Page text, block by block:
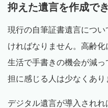
抑えた遺言を作成で
現行の自筆証書遺言につ
ければなりません。高齢
生活で手書きの機会が減
担に感じる人は少なくあり
デジタル遺言が導入され